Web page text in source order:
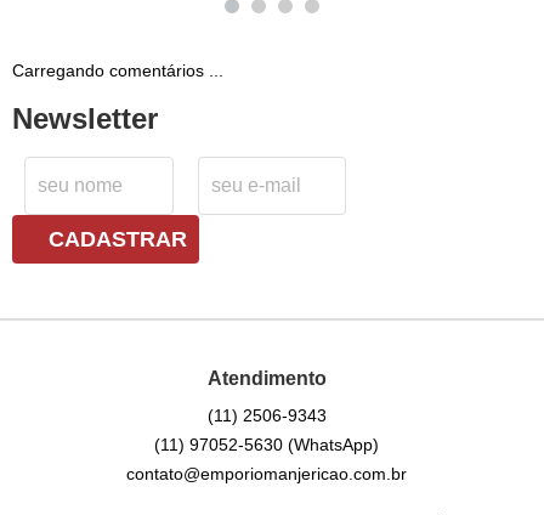
Carregando comentários ...
Newsletter
CADASTRAR
Atendimento
(11) 2506-9343
(11) 97052-5630(WhatsApp)
contato@emporiomanjericao.com.br